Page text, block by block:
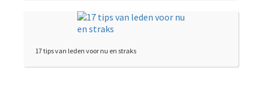
17 tips van leden voor nu en straks